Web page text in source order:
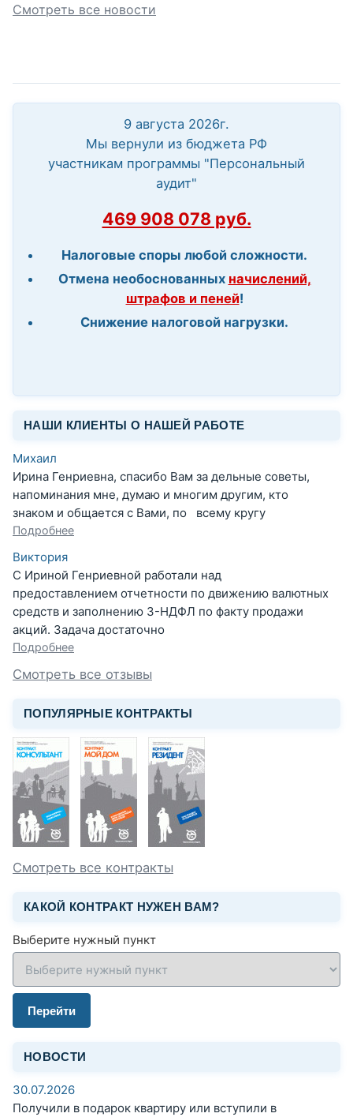
Смотреть все новости
9 августа 2026г.
Мы вернули из бюджета РФ
участникам программы "Персональный
аудит"
469 908 078 руб.
Налоговые споры любой сложности.
Отмена необоснованных начислений,
штрафов и пеней!
Снижение налоговой нагрузки.
НАШИ КЛИЕНТЫ О НАШЕЙ РАБОТЕ
Михаил
Ирина Генриевна, спасибо Вам за дельные советы,
напоминания мне, думаю и многим другим, кто
знаком и общается с Вами, по всему кругу
Подробнее
Виктория
С Ириной Генриевной работали над
предоставлением отчетности по движению валютных
средств и заполнению 3-НДФЛ по факту продажи
акций. Задача достаточно
Подробнее
Смотреть все отзывы
ПОПУЛЯРНЫЕ КОНТРАКТЫ
Смотреть все контракты
КАКОЙ КОНТРАКТ НУЖЕН ВАМ?
Выберите нужный пункт
Перейти
НОВОСТИ
30.07.2026
Получили в подарок квартиру или вступили в